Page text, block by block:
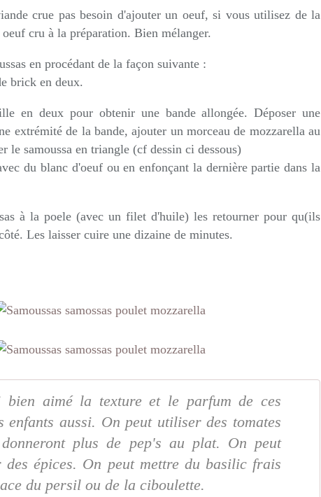
crue pas besoin d'ajouter un oeuf, si vous utilisez de la
cru à la préparation. Bien mélanger.
en procédant de la façon suivante :
brick en deux.
en deux pour obtenir une bande allongée. Déposer une
extrémité de la bande, ajouter un morceau de mozzarella au
le samoussa en triangle (cf dessin ci dessous)
du blanc d'oeuf ou en enfonçant la dernière partie dans la
à la poele (avec un filet d'huile) les retourner pour qu(ils
Les laisser cuire une dizaine de minutes.
aimé la texture et le parfum de ces
enfants aussi. On peut utiliser des tomates
donneront plus de pep's au plat. On peut
des épices. On peut mettre du basilic frais
du persil ou de la ciboulette.